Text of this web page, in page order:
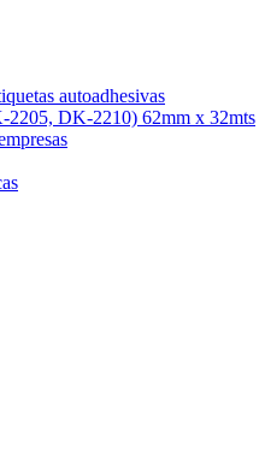
autoadhesivas
2205, DK-2210) 62mm x 32mts